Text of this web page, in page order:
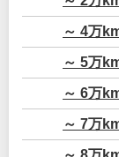
～ 4万
～ 5万
～ 6万
～ 7万